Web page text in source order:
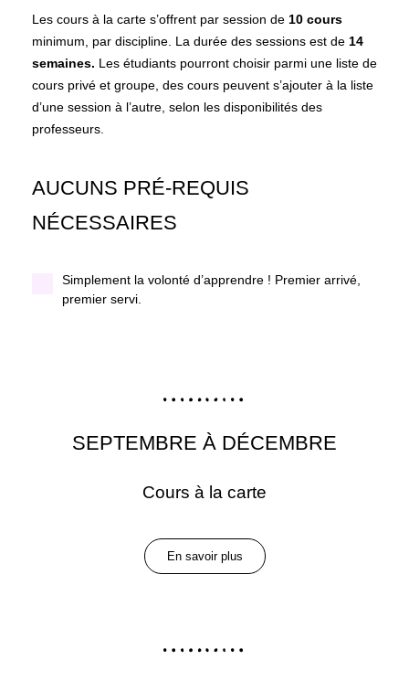
Les cours à la carte s’offrent par session de 10 cours
minimum, par discipline. La durée des sessions est de 14
semaines. Les étudiants pourront choisir parmi une liste de
cours privé et groupe, des cours peuvent s’ajouter à la liste
d’une session à l’autre, selon les disponibilités des
professeurs.
AUCUNS PRÉ-REQUIS
NÉCESSAIRES
Simplement la volonté d’apprendre ! Premier arrivé,
premier servi.
SEPTEMBRE À DÉCEMBRE
Cours à la carte
En savoir plus